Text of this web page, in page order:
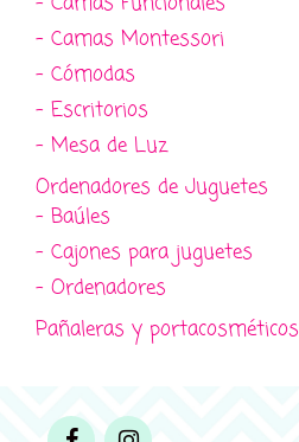
- Camas Montessori
- Cómodas
- Escritorios
- Mesa de Luz
Ordenadores de Juguetes
- Baúles
- Cajones para juguetes
- Ordenadores
Pañaleras y portacosméticos